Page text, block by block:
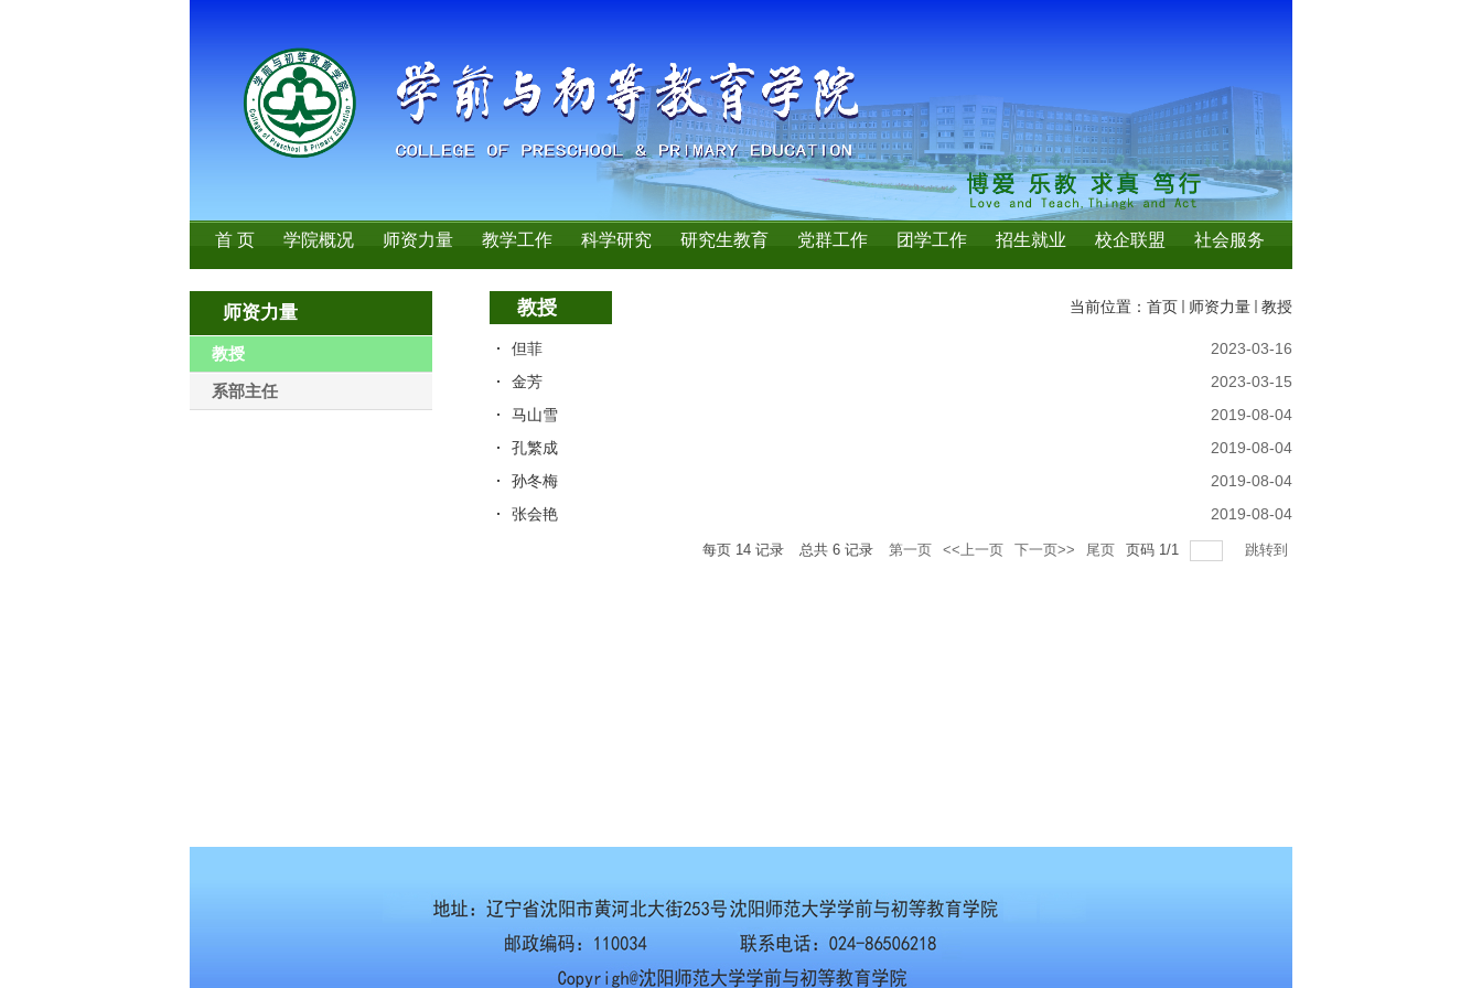
首 页 学院概况 师资力量 教学工作 科学研究 研究生教育 党群工作 团学工作 招生就业 校企联盟 社会服务
师资力量
教授
系部主任
教授 当前位置： 首页 师资力量 教授
但菲
2023-03-16
金芳
2023-03-15
马山雪
2019-08-04
孔繁成
2019-08-04
孙冬梅
2019-08-04
张会艳
2019-08-04
每页 14 记录 总共 6 记录 第一页 <<上一页 下一页>> 尾页 页码 1/1 跳转到